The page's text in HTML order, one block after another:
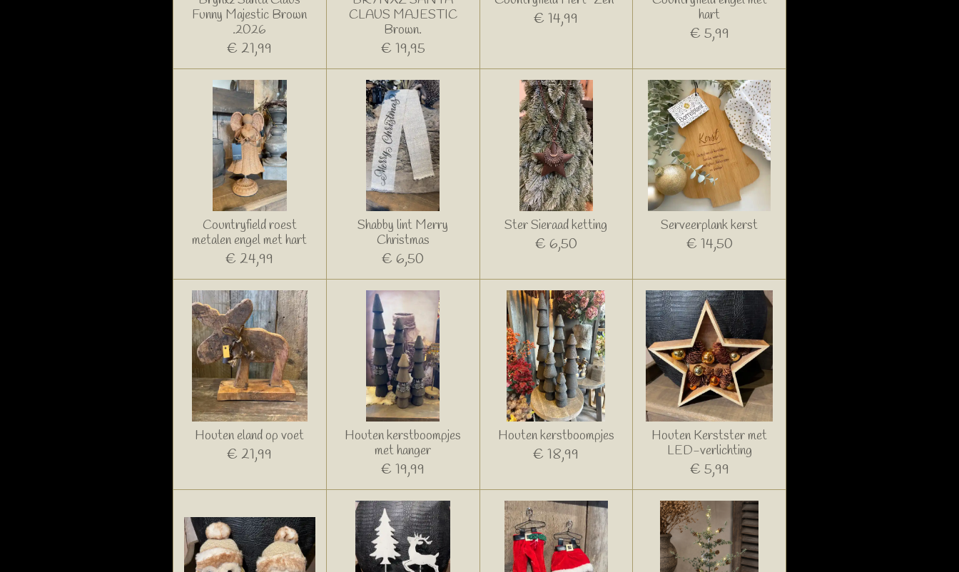
Funny Majestic Brown
.2026
€ 21,99
CLAUS MAJESTIC
Brown.
€ 19,95
€ 14,99
hart
€ 5,99
Countryfield roest
metalen engel met hart
€ 24,99
Shabby lint Merry
Christmas
€ 6,50
Ster Sieraad ketting
€ 6,50
Serveerplank kerst
€ 14,50
Houten eland op voet
€ 21,99
Houten kerstboompjes
met hanger
€ 19,99
Houten kerstboompjes
€ 18,99
Houten Kerstster met
LED-verlichting
€ 5,99